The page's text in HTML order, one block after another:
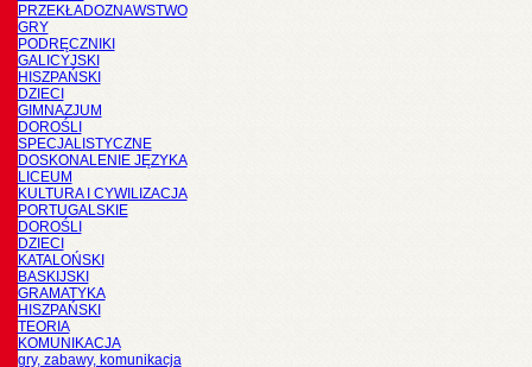
PRZEKŁADOZNAWSTWO
GRY
PODRĘCZNIKI
GALICYJSKI
HISZPAŃSKI
DZIECI
GIMNAZJUM
DOROŚLI
SPECJALISTYCZNE
DOSKONALENIE JĘZYKA
LICEUM
KULTURA I CYWILIZACJA
PORTUGALSKIE
DOROŚLI
DZIECI
KATALOŃSKI
BASKIJSKI
GRAMATYKA
HISZPAŃSKI
TEORIA
KOMUNIKACJA
gry, zabawy, komunikacja